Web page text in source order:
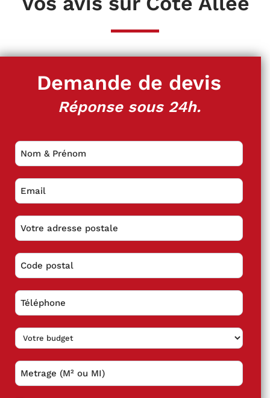
Demande de devis
Réponse sous 24h.